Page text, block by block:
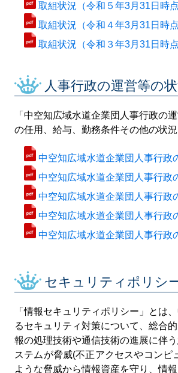
取組状況（令和５年3月31日時点
取組状況（令和４年3月31日時点
取組状況（令和３年3月31日時点
人事行政の運営等の
「中空知広域水道企業団人事行政の
の任用、給与、勤務条件その他の状
中空知広域水道企業団人事行政
中空知広域水道企業団人事行政
中空知広域水道企業団人事行政
中空知広域水道企業団人事行政
中空知広域水道企業団人事行政
セキュリティポリシ
「情報セキュリティポリシー」とは
るセキュリティ対策について、総合
報の処理技術や通信技術の進展に伴
ステムが脅威(不正アクセスやコン
ような脅威から情報資産を守り、情